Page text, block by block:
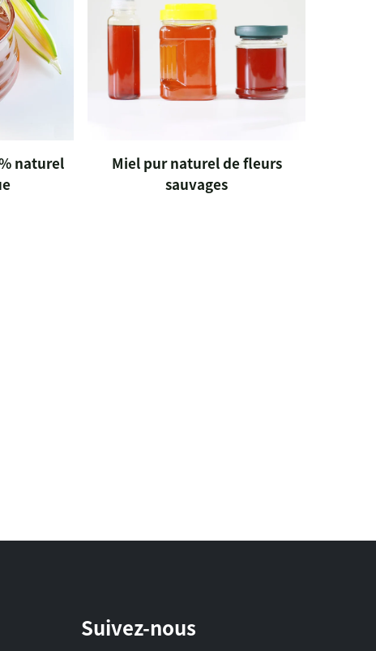
naturel
Miel pur naturel de fleurs
sauvages
Suivez-nous